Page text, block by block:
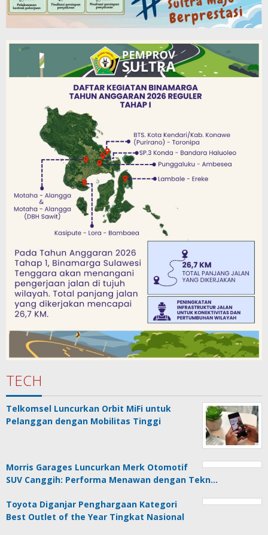
TECH
Telkomsel Luncurkan Orbit MiFi untuk
Pelanggan dengan Mobilitas Tinggi
Morris Garages Luncurkan Merk Otomotif
SUV Canggih: Performa Menawan dengan Tekn…
Toyota Diganjar Penghargaan Kategori
Best Outlet of the Year Tingkat Nasional